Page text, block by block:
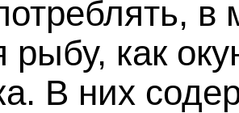
рыбу, как
В них